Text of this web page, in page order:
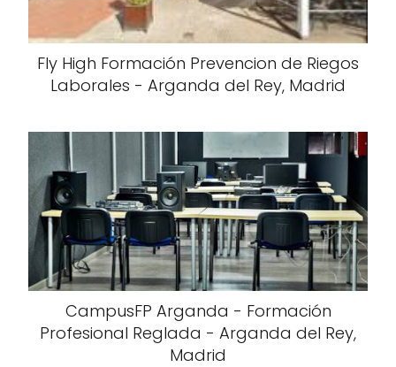
Fly High Formación Prevencion de Riegos
Laborales - Arganda del Rey, Madrid
CampusFP Arganda - Formación
Profesional Reglada - Arganda del Rey,
Madrid